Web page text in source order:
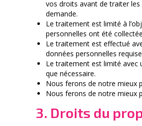
vos droits avant de traiter
demande.
Le traitement est limité à
personnelles ont été
Le traitement est effectué
données personnelles
Le traitement est limité avec
que nécessaire.
Nous ferons de notre mieux
Nous ferons de notre mieux
3. Droits du